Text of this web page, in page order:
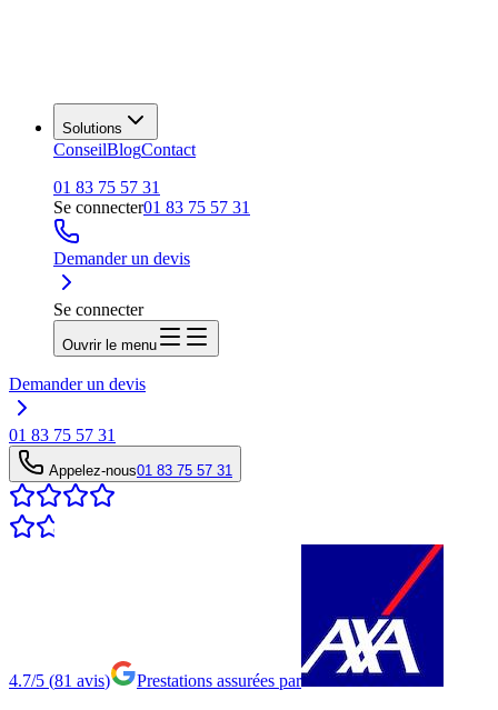
Solutions
ConseilBlogContact
01 83 75 57 31
Se connecter01 83 75 57 31
Demander un devis
Se connecter
Ouvrir le menu
Demander un devis
01 83 75 57 31
Appelez-nous01 83 75 57 31
4.7/5 (81 avis) Prestations assurées par